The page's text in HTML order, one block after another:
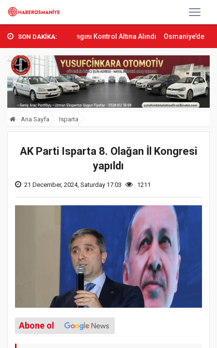
SON DAKİKA:
Orman Yangını Kontrol Altına Alındı Osmaniye’de Tren Çarpması:
Ana Sayfa Isparta
AK Parti Isparta 8. Olağan İl Kongresi
yapıldı
21 December, 2024, Saturday 17:03 1211
Abone ol